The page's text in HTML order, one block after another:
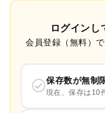
ログインし
会員登録（無料）
保存数が無制
現在、保存は10